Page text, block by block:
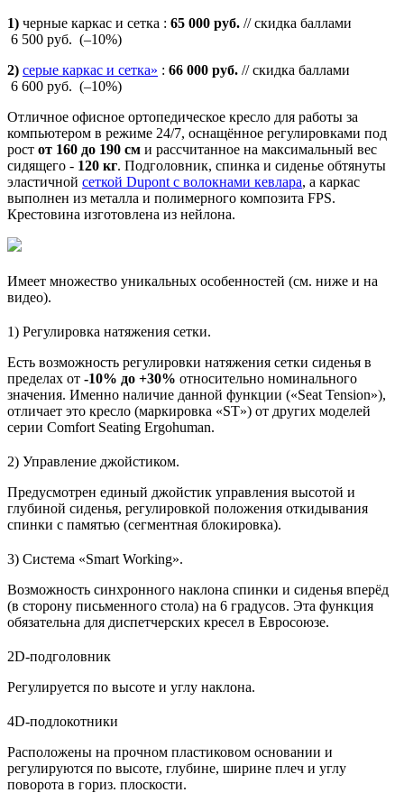
1) черные каркас и сетка : 65 000 руб. // скидка баллами
6 500 руб. (–10%)
2) серые каркас и сетка» : 66 000 руб. // скидка баллами
6 600 руб. (–10%)
Отличное офисное ортопедическое кресло для работы за
компьютером в режиме 24/7, оснащённое регулировками под
рост от 160 до 190 см и рассчитанное на максимальный вес
сидящего - 120 кг. Подголовник, спинка и сиденье обтянуты
эластичной сеткой Dupont с волокнами кевлара, а каркас
выполнен из металла и полимерного композита FPS.
Крестовина изготовлена из нейлона.
Имеет множество уникальных особенностей (см. ниже и на
видео).
1) Регулировка натяжения сетки.
Есть возможность регулировки натяжения сетки сиденья в
пределах от -10% до +30% относительно номинального
значения. Именно наличие данной функции («Seat Tension»),
отличает это кресло (маркировка «ST») от других моделей
серии Comfort Seating Ergohuman.
2) Управление джойстиком.
Предусмотрен единый джойстик управления высотой и
глубиной сиденья, регулировкой положения откидывания
спинки с памятью (сегментная блокировка).
3) Система «Smart Working».
Возможность синхронного наклона спинки и сиденья вперёд
(в сторону письменного стола) на 6 градусов. Эта функция
обязательна для диспетчерских кресел в Евросоюзе.
2D-подголовник
Регулируется по высоте и углу наклона.
4D-подлокотники
Расположены на прочном пластиковом основании и
регулируются по высоте, глубине, ширине плеч и углу
поворота в гориз. плоскости.